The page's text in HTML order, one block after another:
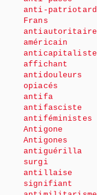
anti-patriotard
Frans
antiautoritaire
américain
anticapitaliste
affichant
antidouleurs
opiacés
antifa
antifasciste
antiféministes
Antigone
Antigones
antiguérilla
surgi
antillaise
signifiant